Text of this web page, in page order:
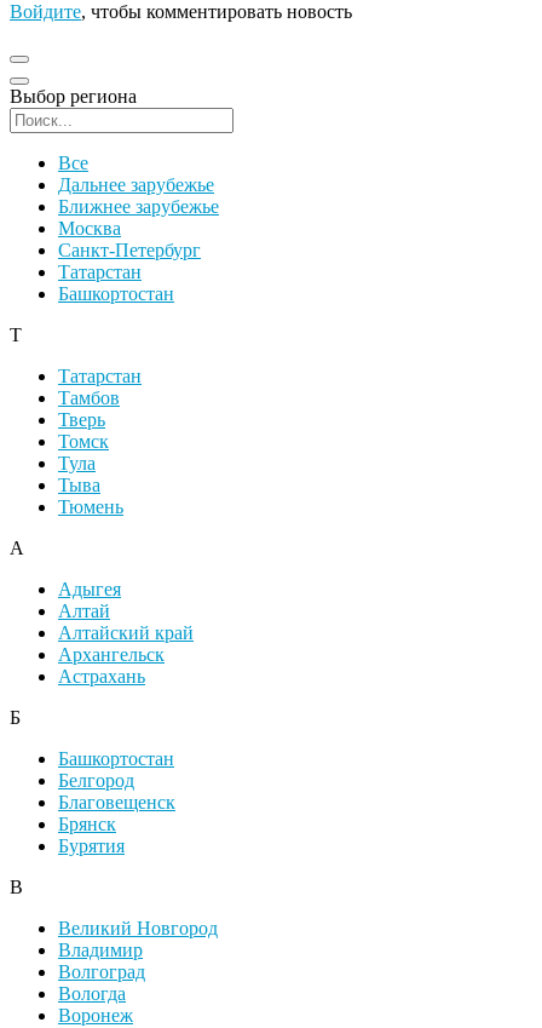
Войдите, чтобы комментировать новость
Выбор региона
Все
Дальнее зарубежье
Ближнее зарубежье
Москва
Санкт-Петербург
Татарстан
Башкортостан
Т
Татарстан
Тамбов
Тверь
Томск
Тула
Тыва
Тюмень
А
Адыгея
Алтай
Алтайский край
Архангельск
Астрахань
Б
Башкортостан
Белгород
Благовещенск
Брянск
Бурятия
В
Великий Новгород
Владимир
Волгоград
Вологда
Воронеж